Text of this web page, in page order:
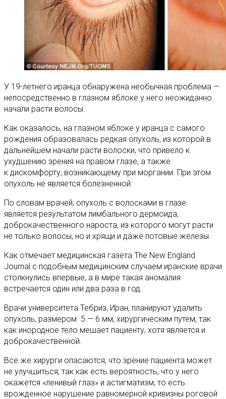
У 19-летнего иранца обнаружена необычная проблема —
непосредственно в глазном яблоке у него неожиданно
начали расти волосы.
Как оказалось, на глазном яблоке у иранца с самого
рождения образовалась редкая опухоль, из которой в
дальнейшем начали расти волоски, что привело к
ухудшению зрения на правом глазе, а также
к дискомфорту, возникающему при моргании. При этом
опухоль не является болезненной.
По словам врачей, опухоль с волосками в глазе
является результатом лимбального дермоида,
доброкачественного нароста, из которого могут расти
не только волосы, но и хрящи и даже потовые железы.
Как отмечает медицинская газета The New England
Journal с подобным медицинским случаем иранские врачи
столкнулись впервые, а в мире такая аномалия
встречается один или два раза в год.
Врачи университета Тебриз, Иран, планируют удалить
опухоль, размером 5 — 6 мм, хирургическим путем, так
как инородное тело мешает пациенту, хотя является и
доброкачественной.
Все же хирурги опасаются, что зрение пациента может
не улучшиться, так как есть вероятность, что у него
окажется «ленивый глаз» и астигматизм, то есть
врожденное нарушение равномерной кривизны роговой